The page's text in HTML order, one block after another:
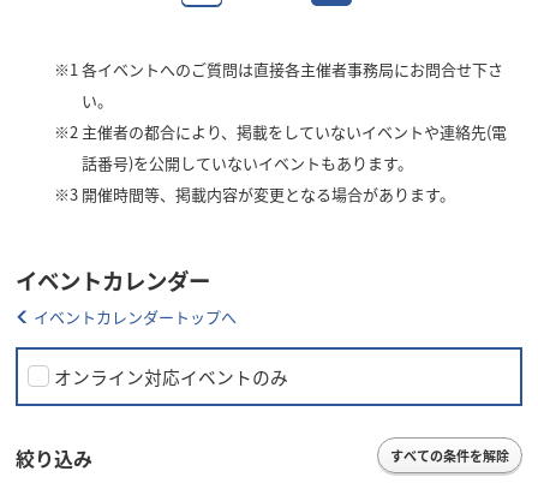
※1 各イベントへのご質問は直接各主催者事務局にお問合せ下さ
い。
※2 主催者の都合により、掲載をしていないイベントや連絡先(電
話番号)を公開していないイベントもあります。
※3 開催時間等、掲載内容が変更となる場合があります。
イベントカレンダー
イベントカレンダートップへ
オンライン対応イベントのみ
絞り込み すべての条件を解除